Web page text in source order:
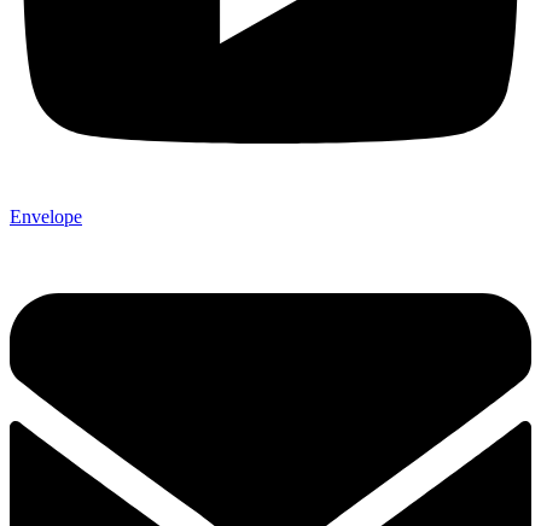
Envelope